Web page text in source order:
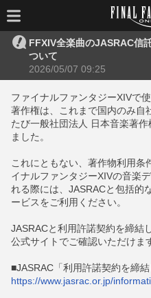
FFXIV全楽曲のJASRAC信
ついて
2026/05/07 09:25
ファイナルファンタジーXIVで
著作権は、これまで国内のみ自
たび一般社団法人 日本音楽著
ました。
これにともない、著作物利用条
イナルファンタジーXIVの音楽
れる際には、JASRACと包括的
ービスをご利用ください。
JASRACと利用許諾契約を締結
公式サイトでご確認いただけま
■JASRAC「利用許諾契約を締
https://www.jasrac.or.jp/